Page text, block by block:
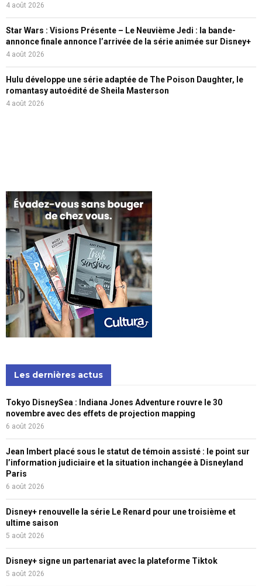
4 août 2026
Star Wars : Visions Présente – Le Neuvième Jedi : la bande-
annonce finale annonce l’arrivée de la série animée sur Disney+
4 août 2026
Hulu développe une série adaptée de The Poison Daughter, le
romantasy autoédité de Sheila Masterson
4 août 2026
Les dernières actus
Tokyo DisneySea : Indiana Jones Adventure rouvre le 30
novembre avec des effets de projection mapping
6 août 2026
Jean Imbert placé sous le statut de témoin assisté : le point sur
l’information judiciaire et la situation inchangée à Disneyland
Paris
6 août 2026
Disney+ renouvelle la série Le Renard pour une troisième et
ultime saison
5 août 2026
Disney+ signe un partenariat avec la plateforme Tiktok
5 août 2026